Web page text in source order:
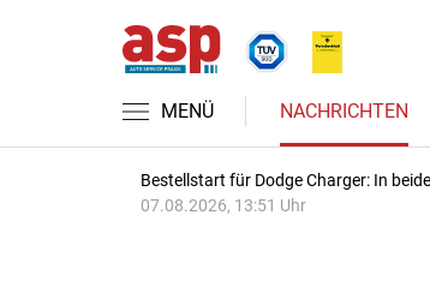
MENÜ NACHRICHTEN
Bestellstart für Dodge Charger: In
07.08.2026, 13:51 Uhr